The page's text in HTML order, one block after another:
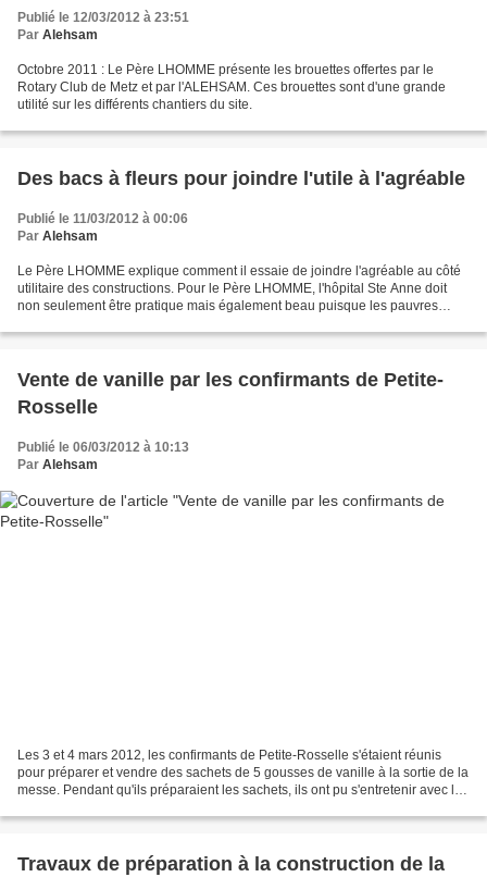
Publié le 12/03/2012 à 23:51
Par Alehsam
Octobre 2011 : Le Père LHOMME présente les brouettes offertes par le
Rotary Club de Metz et par l'ALEHSAM. Ces brouettes sont d'une grande
utilité sur les différents chantiers du site.
Des bacs à fleurs pour joindre l'utile à l'agréable
Publié le 11/03/2012 à 00:06
Par Alehsam
Le Père LHOMME explique comment il essaie de joindre l'agréable au côté
utilitaire des constructions. Pour le Père LHOMME, l'hôpital Ste Anne doit
non seulement être pratique mais également beau puisque les pauvres
Vente de vanille par les confirmants de Petite-
Rosselle
Publié le 06/03/2012 à 10:13
Par Alehsam
Les 3 et 4 mars 2012, les confirmants de Petite-Rosselle s'étaient réunis
pour préparer et vendre des sachets de 5 gousses de vanille à la sortie de la
messe. Pendant qu'ils préparaient les sachets, ils ont pu s'entretenir avec le
Travaux de préparation à la construction de la